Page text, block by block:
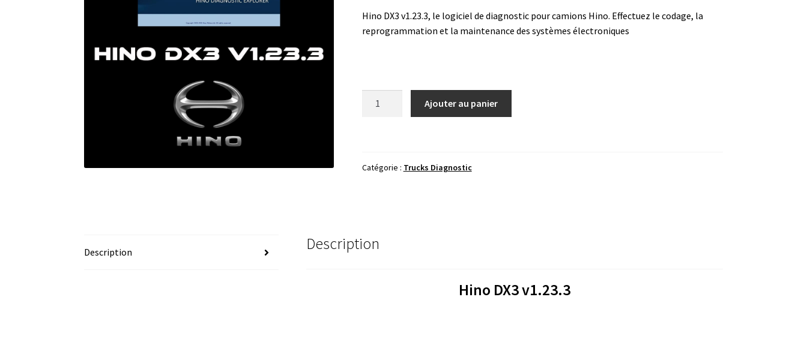
Hino DX3 v1.23.3, le logiciel de diagnostic pour camions Hino. Effectuez le codage, la
reprogrammation et la maintenance des systèmes électroniques
Ajouter au panier
Catégorie : Trucks Diagnostic
Description Description
Hino DX3 v1.23.3